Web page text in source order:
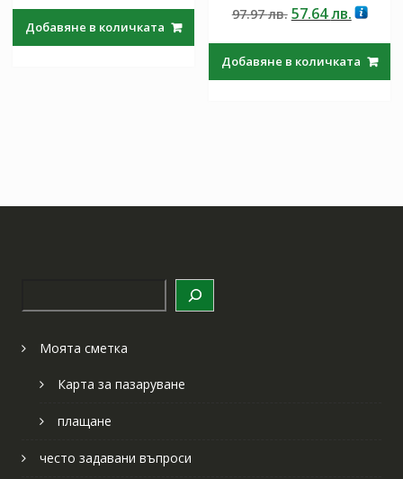
97.97 лв..57.64 лв..
Добавяне в количката
5.00
от 5
97.97лв. Original
97.97 лв..
57.64лв.
57.64
Добавяне в количката
Моята сметка
Карта за пазаруване
плащане
често задавани въпроси